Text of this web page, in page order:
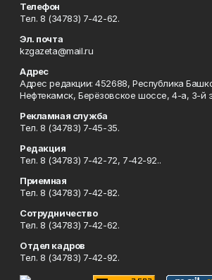
Телефон
Тел. 8 (34783) 7-42-62.
Эл. почта
kzgazeta@mail.ru
Адрес
Адрес редакции: 452688, Республика
Нефтекамск, Берёзовское шоссе, 4-а, 3-й
Рекламная служба
Тел. 8 (34783) 7-45-35.
Редакция
Тел. 8 (34783) 7-42-72, 7-42-92..
Приемная
Тел. 8 (34783) 7-42-82.
Сотрудничество
Тел. 8 (34783) 7-42-62.
Отдел кадров
Тел. 8 (34783) 7-42-92.